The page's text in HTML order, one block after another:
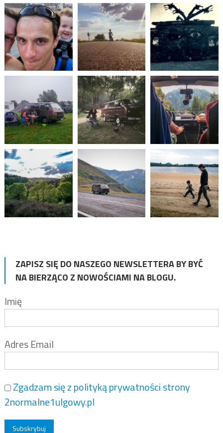
ZAPISZ SIĘ DO NASZEGO NEWSLETTERA BY BYĆ
NA BIERZĄCO Z NOWOŚCIAMI NA BLOGU.
Imię
Adres Email
Zgadzam się z polityką prywatności strony
2normalne1ulgowy.pl